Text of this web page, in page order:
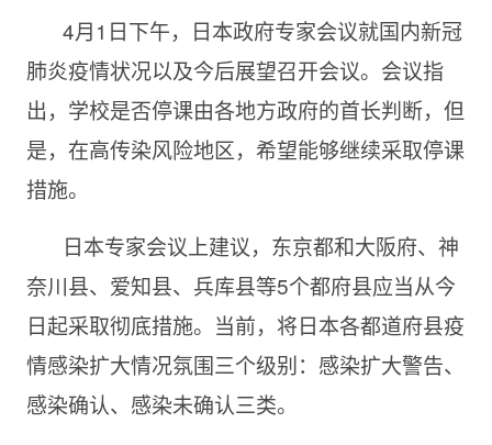
4月1日下午，日本政府专家会议就国内新冠
肺炎疫情状况以及今后展望召开会议。会议指
出，学校是否停课由各地方政府的首长判断，但
是，在高传染风险地区，希望能够继续采取停课
措施。
日本专家会议上建议，东京都和大阪府、神
奈川县、爱知县、兵库县等5个都府县应当从今
日起采取彻底措施。当前，将日本各都道府县疫
情感染扩大情况氛围三个级别：感染扩大警告、
感染确认、感染未确认三类。